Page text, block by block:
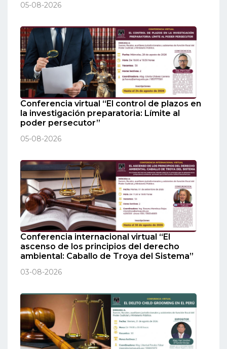
05-08-2026
Conferencia virtual “El control de plazos en
la investigación preparatoria: Límite al
poder persecutor”
05-08-2026
Conferencia internacional virtual “El
ascenso de los principios del derecho
ambiental: Caballo de Troya del Sistema”
03-08-2026